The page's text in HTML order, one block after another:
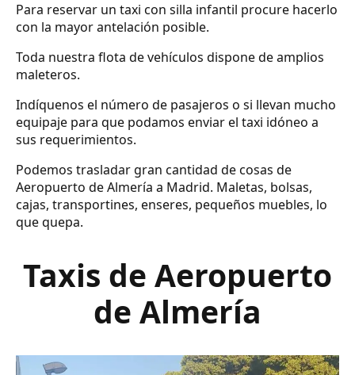
Para reservar un taxi con silla infantil procure hacerlo
con la mayor antelación posible.
Toda nuestra flota de vehículos dispone de amplios
maleteros.
Indíquenos el número de pasajeros o si llevan mucho
equipaje para que podamos enviar el taxi idóneo a
sus requerimientos.
Podemos trasladar gran cantidad de cosas de
Aeropuerto de Almería a Madrid. Maletas, bolsas,
cajas, transportines, enseres, pequeños muebles, lo
que quepa.
Taxis de Aeropuerto
de Almería